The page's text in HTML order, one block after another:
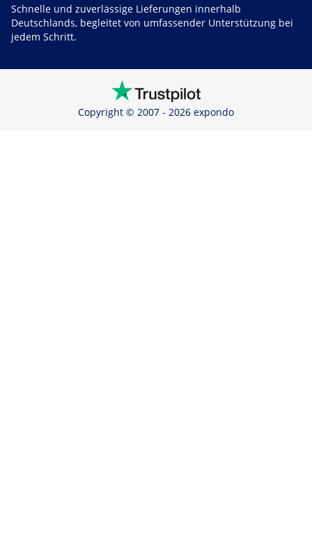
Schnelle und zuverlässige Lieferungen innerhalb
Deutschlands, begleitet von umfassender Unterstützung bei
jedem Schritt.
Copyright © 2007 - 2026 expondo